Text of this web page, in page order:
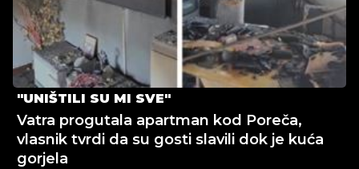
"UNIŠTILI SU MI SVE"
Vatra progutala apartman kod Poreča,
vlasnik tvrdi da su gosti slavili dok je kuća
gorjela